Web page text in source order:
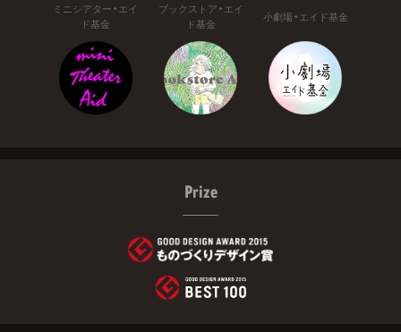
ミニシアター・エイ
ド基金
ブックストア・エイ
ド基金
小劇場・エイド基金
Prize